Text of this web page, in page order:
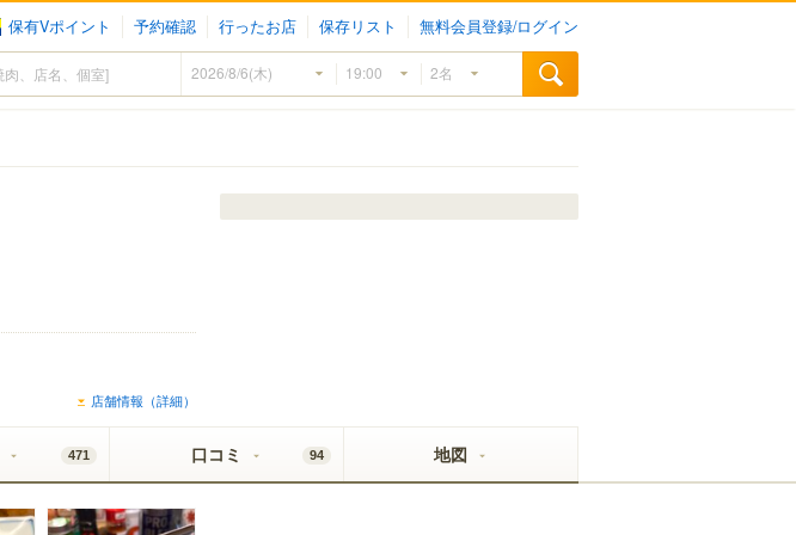
保有Vポイント 予約確認 行ったお店 保存リスト 無料会員登録/ログイン
店舗情報（詳細）
471 口コミ 94 地図